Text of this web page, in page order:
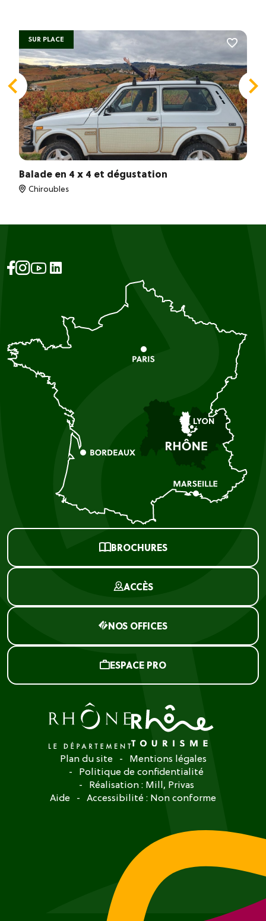
Balade en 4 x 4 et dégustation
Chiroubles
SUR PLACE
BROCHURES
ACCÈS
NOS OFFICES
ESPACE PRO
Plan du site
Mentions légales
Politique de confidentialité
Réalisation : Mill, Privas
Aide
Accessibilité : Non conforme